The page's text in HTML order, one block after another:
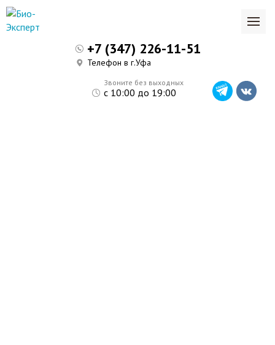
Звоните без выходных
с 10:00 до 19:00
+7 (347) 226-11-51
Телефон в г.Уфа